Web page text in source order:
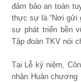
đảm bảo an toàn
thực sự là “Nơi gửi
sự phát triển bền
Tập đoàn TKV nói
Tại Lễ kỷ niệm,
nhận Huân